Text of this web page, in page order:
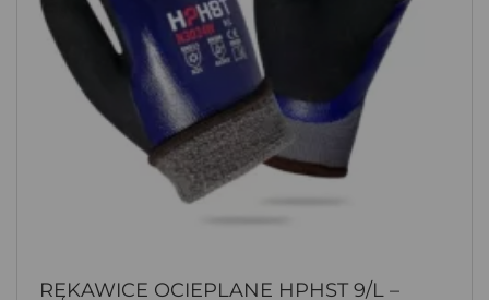
RĘKAWICE OCIEPLANE HPHST 9/L –